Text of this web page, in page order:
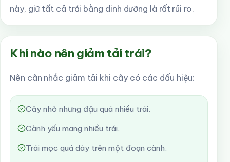
này, giữ tất cả trái bằng dinh dưỡng là rất rủi ro.
Khi nào nên giảm tải trái?
Nên cân nhắc giảm tải khi cây có các dấu hiệu:
Cây nhỏ nhưng đậu quá nhiều trái.
Cành yếu mang nhiều trái.
Trái mọc quá dày trên một đoạn cành.